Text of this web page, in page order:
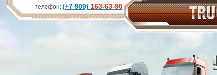
телефон: (+7 909) 163-63-90